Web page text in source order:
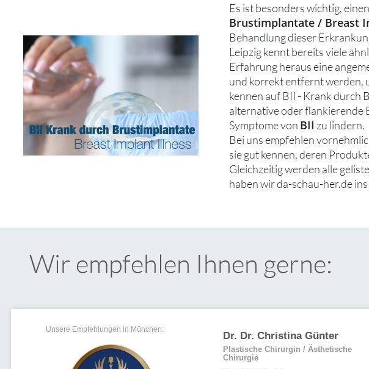
Es ist besonders wichtig,
Brustimplantate / Breast
Behandlung dieser
Leipzig kennt bereits viele
Erfahrung heraus eine
und korrekt entfernt werden,
kennen auf BII - Krank durch
alternative oder flankierende
Symptome von BII zu lindern.
Bei uns empfehlen
sie gut kennen, deren
Gleichzeitig werden alle
haben wir da-schau-her.de
Wir empfehlen Ihnen gerne:
Unsere Empfehlungen in München:
Dr. Dr. Christina Günter
Plastische Chirurgin / Ästhetische
Chirurgie